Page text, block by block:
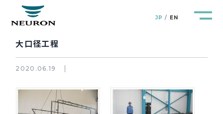
JP EN
管路防災研究所 Pipeline Resilience Lab.
大口径工程
2020.06.19